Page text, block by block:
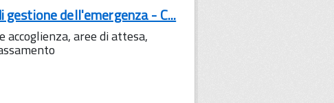
dell'emergenza - C...
aree di attesa,